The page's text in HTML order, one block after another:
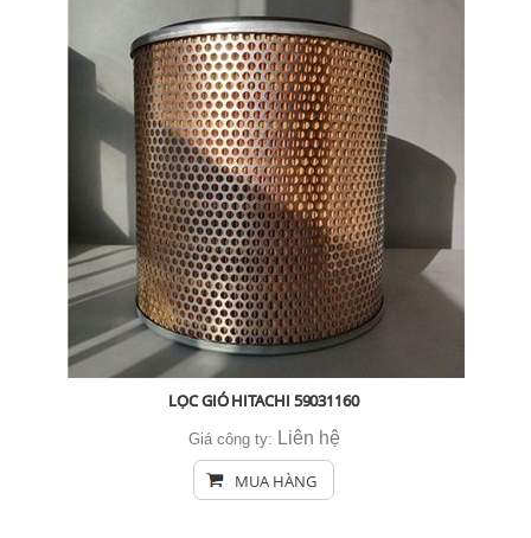
LỌC GIÓ HITACHI 59031160
Giá công ty: Liên hệ
MUA HÀNG